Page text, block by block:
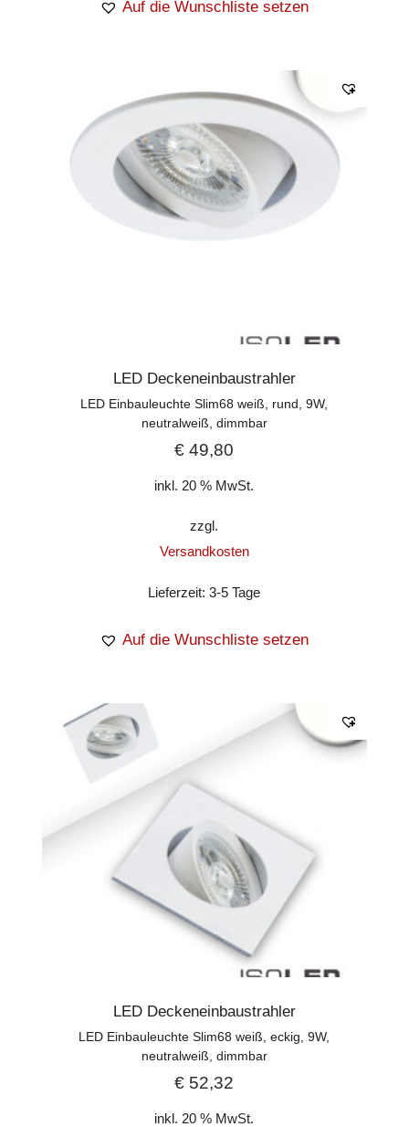
Auf die Wunschliste setzen
LED Deckeneinbaustrahler
LED Einbauleuchte Slim68 weiß, rund, 9W,
neutralweiß, dimmbar
€ 49,80
inkl. 20 % MwSt.
zzgl.
Versandkosten
Lieferzeit:3-5 Tage
Auf die Wunschliste setzen
LED Deckeneinbaustrahler
LED Einbauleuchte Slim68 weiß, eckig, 9W,
neutralweiß, dimmbar
€ 52,32
inkl. 20 % MwSt.